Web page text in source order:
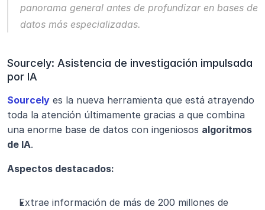
panorama general antes de profundizar en bases de
datos más especializadas.
Sourcely: Asistencia de investigación impulsada
por IA
Sourcely es la nueva herramienta que está atrayendo
toda la atención últimamente gracias a que combina
una enorme base de datos con ingeniosos algoritmos
de IA.
Aspectos destacados:
Extrae información de más de 200 millones de